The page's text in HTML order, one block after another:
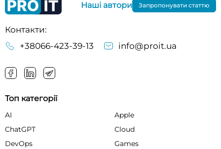
Контакти:
+38066-423-39-13
info@proit.ua
Наші автори Запропонувати статтю
Топ категорії
AI
Apple
ChatGPT
Cloud
DevOps
Games